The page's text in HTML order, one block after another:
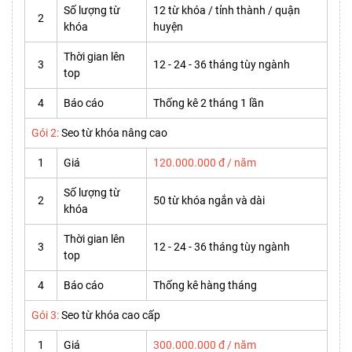
2
Số lượng từ
khóa
12 từ khóa / tỉnh thành / quận
huyện
3
Thời gian lên
top
12 - 24 - 36 tháng tùy ngành
4 Báo cáo Thống kê 2 tháng 1 lần
Gói 2:Seo từ khóa nâng cao
1 Giá 120.000.000 đ / năm
2
Số lượng từ
khóa
50 từ khóa ngắn và dài
3
Thời gian lên
top
12 - 24 - 36 tháng tùy ngành
4 Báo cáo Thống kê hàng tháng
Gói 3:Seo từ khóa cao cấp
1 Giá 300.000.000 đ / năm